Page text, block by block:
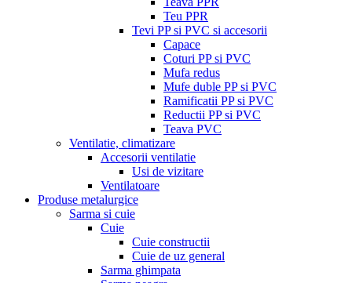
Teu PPR
Tevi PP si PVC si accesorii
Capace
Coturi PP si PVC
Mufa redus
Mufe duble PP si PVC
Ramificatii PP si PVC
Reductii PP si PVC
Teava PVC
Ventilatie, climatizare
Accesorii ventilatie
Usi de vizitare
Ventilatoare
Produse metalurgice
Sarma si cuie
Cuie
Cuie constructii
Cuie de uz general
Sarma ghimpata